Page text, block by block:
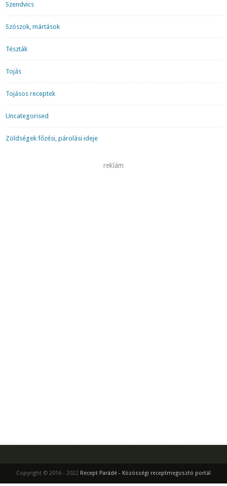
Szendvics
Szószok, mártások
Tészták
Tojás
Tojásos receptek
Uncategorised
Zöldségek főzési, párolási ideje
reklám
Copyright © 2016 - 2022 Recept Parádé - Közösségi receptmegosztó portál